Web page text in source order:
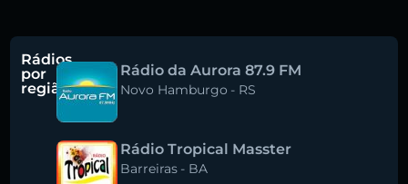
Rádios
por
região
Rádio da Aurora 87.9 FM
Novo Hamburgo - RS
Rádio Tropical Masster
Barreiras - BA